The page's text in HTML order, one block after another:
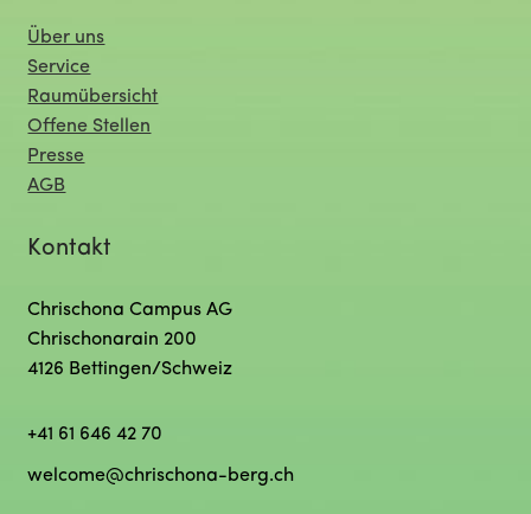
Über uns
Service
Raumübersicht
Offene Stellen
Presse
AGB
Kontakt
Chrischona Campus AG
Chrischonarain 200
4126 Bettingen/Schweiz
+41 61 646 42 70
welcome@chrischona-berg.ch